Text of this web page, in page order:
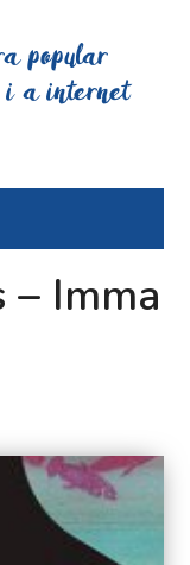
popular
a internet
– Imma